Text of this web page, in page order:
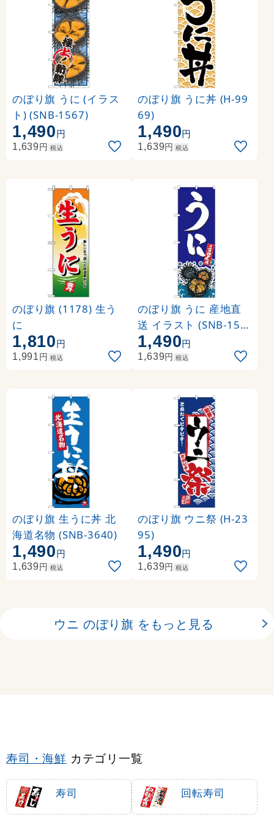
のぼり旗 うに (イラス
ト) (SNB-1567)
1,490円
1,639円 税込
のぼり旗 うに丼 (H-99
69)
1,490円
1,639円 税込
のぼり旗 (1178) 生う
に
1,810円
1,991円 税込
のぼり旗 うに 産地直
送 イラスト (SNB-152
0)
1,490円
1,639円 税込
のぼり旗 生うに丼 北
海道名物 (SNB-3640)
1,490円
1,639円 税込
のぼり旗 ウニ祭 (H-23
95)
1,490円
1,639円 税込
ウニ のぼり旗 をもっと見る
寿司・海鮮 カテゴリ一覧
寿司 回転寿司